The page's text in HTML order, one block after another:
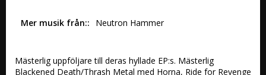
Mer musik från: Neutron Hammer
Mästerlig uppföljare till deras hyllade EP:s. Mästerlig
Blackened Death/Thrash Metal med Horna, Ride for Revenge